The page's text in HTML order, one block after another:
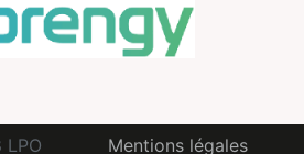
Mentions légales